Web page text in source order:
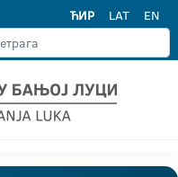
ЋИР LAT EN